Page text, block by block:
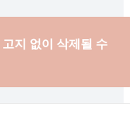
고지 없이 삭제될 수